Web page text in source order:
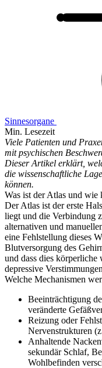
Sinnesorgane
Min. Lesezeit
Viele Patienten und
mit psychischen
Dieser Artikel erklärt,
die wissenschaftliche
können.
Was ist der Atlas und wie
Der Atlas ist der erste
liegt und die Verbindung
alternativen und
eine Fehlstellung dieses
Blutversorgung des
und dass dies körperliche
depressive
Welche Mechanismen
Beeinträchtigung
veränderte
Reizung oder
Nervenstrukturen
Anhaltende
sekundär Schlaf,
Wohlbefinden